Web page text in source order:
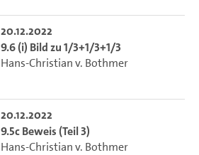
20.12.2022
9.6 (i) Bild zu 1/3+1/3+1/3
Hans-Christian v. Bothmer
20.12.2022
9.5c Beweis (Teil 3)
Hans-Christian v. Bothmer